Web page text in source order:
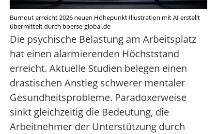
Burnout erreicht 2026 neuen Höhepunkt Illustration mit AI erstellt
übermittelt durch boerse-global.de
Die psychische Belastung am Arbeitsplatz
hat einen alarmierenden Höchststand
erreicht. Aktuelle Studien belegen einen
drastischen Anstieg schwerer mentaler
Gesundheitsprobleme. Paradoxerweise
sinkt gleichzeitig die Bedeutung, die
Arbeitnehmer der Unterstützung durch